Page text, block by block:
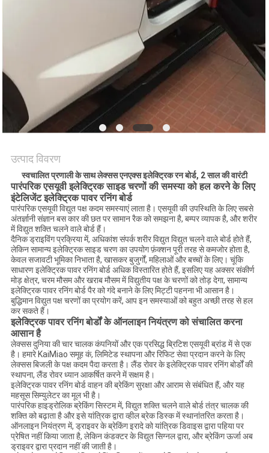
PRIVACY
POLICY
उत्पाद विवरण
स्वचालित प्रणाली के साथ लेक्सस एनएक्स इलेक्ट्रिक रन बोर्ड, 2 साल की वारंटी
पारंपरिक एसयूवी इलेक्ट्रिक साइड चरणों की समस्या को हल करने के लिए
इंटेलिजेंट इलेक्ट्रिक पावर रनिंग बोर्ड
पारंपरिक एसयूवी विद्युत पक्ष कदम समस्याएं लाता है। एसयूवी की उपस्थिति के लिए सबसे
अंतर्ज्ञानी संज्ञान बस कार की छत पर सामान रैक को समझना है, बम्पर व्यापक है, और शरीर
में विद्युत शक्ति चलने वाले बोर्ड हैं।
दैनिक ड्राइविंग प्रक्रिया में, अधिकांश संपर्क शरीर विद्युत विद्युत चलने वाले बोर्ड होते हैं,
लेकिन सामान्य इलेक्ट्रिक साइड चरण का उपयोग फ़ंक्शन पूरी तरह से कमजोर होता है,
केवल सजावटी भूमिका निभाता है, खासकर बुजुर्गों, महिलाओं और बच्चों के लिए। चूंकि
साधारण इलेक्ट्रिक पावर रनिंग बोर्ड अधिक विस्तारित होते हैं, इसलिए यह अक्सर संकीर्ण
मोड़ क्षेत्र, चरम मौसम और खराब मौसम में विद्युतीय पक्ष के चरणों को तोड़ देगा, सामान्य
इलेक्ट्रिक पावर रनिंग बोर्ड पैर को गंदे बनाने के लिए मिट्टी पहनना भी आसान है।
बुद्धिमान विद्युत पक्ष चरणों का प्रयोग करें, आप इन समस्याओं को बहुत अच्छी तरह से हल
कर सकते हैं।
इलेक्ट्रिक पावर रनिंग बोर्डों के ऑनलाइन नियंत्रण को संचालित करना
आसान है
लेक्सस दुनिया की चार चालक कंपनियों और एक प्रसिद्ध ब्रिटिश एसयूवी ब्रांड में से एक
है। हमारे KaiMiao समूह कं, लिमिटेड स्थापना और रिफिट सेवा प्रदान करने के लिए
लेक्सस बिजली के पक्ष कदम पैदा करता है। लैंड रोवर के इलेक्ट्रिक पावर रनिंग बोर्डों की
स्थापना, लैंड रोवर ध्यान आकर्षित करने में सक्षम है।
इलेक्ट्रिक पावर रनिंग बोर्ड वाहन की ब्रेकिंग सुरक्षा और आराम से संबंधित हैं, और यह
महसूस सिम्युलेटर का मूल भी है।
पारंपरिक हाइड्रोलिक ब्रेकिंग सिस्टम में, विद्युत शक्ति चलने वाले बोर्ड तंत्र चालक की
शक्ति को बढ़ाता है और इसे यांत्रिक द्वारा व्हील ब्रेक डिस्क में स्थानांतरित करता है।
ऑनलाइन नियंत्रण में, ड्राइवर के ब्रेकिंग इरादे को यांत्रिक डिवाइस द्वारा पहिया पर
प्रेषित नहीं किया जाता है, लेकिन कंडक्टर के विद्युत सिग्नल द्वारा, और ब्रेकिंग ऊर्जा अब
ड्राइवर द्वारा प्रदान नहीं की जाती है।